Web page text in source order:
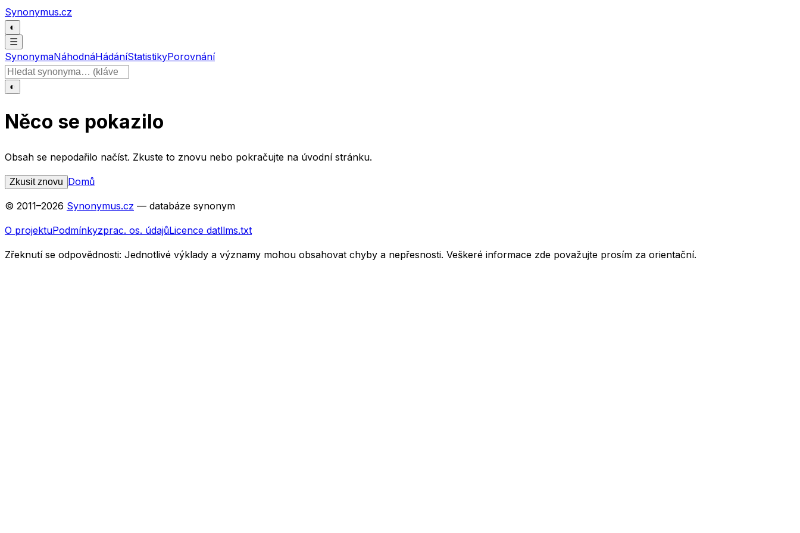
Přeskočit na obsah
Synonymus.cz
◐
☰
SynonymaNáhodnáHádáníStatistikyPorovnání
Hledat slovo
◐
Něco se pokazilo
Obsah se nepodařilo načíst. Zkuste to znovu nebo pokračujte na úvodní stránku.
Zkusit znovu Domů
© 2011–2026 Synonymus.cz — databáze synonym
O projektuPodmínkyzprac. os. údajůLicence datllms.txt
Zřeknutí se odpovědnosti: Jednotlivé výklady a významy mohou obsahovat chyby a nepřesnosti. Veškeré informace zde považujte prosím za orientační.